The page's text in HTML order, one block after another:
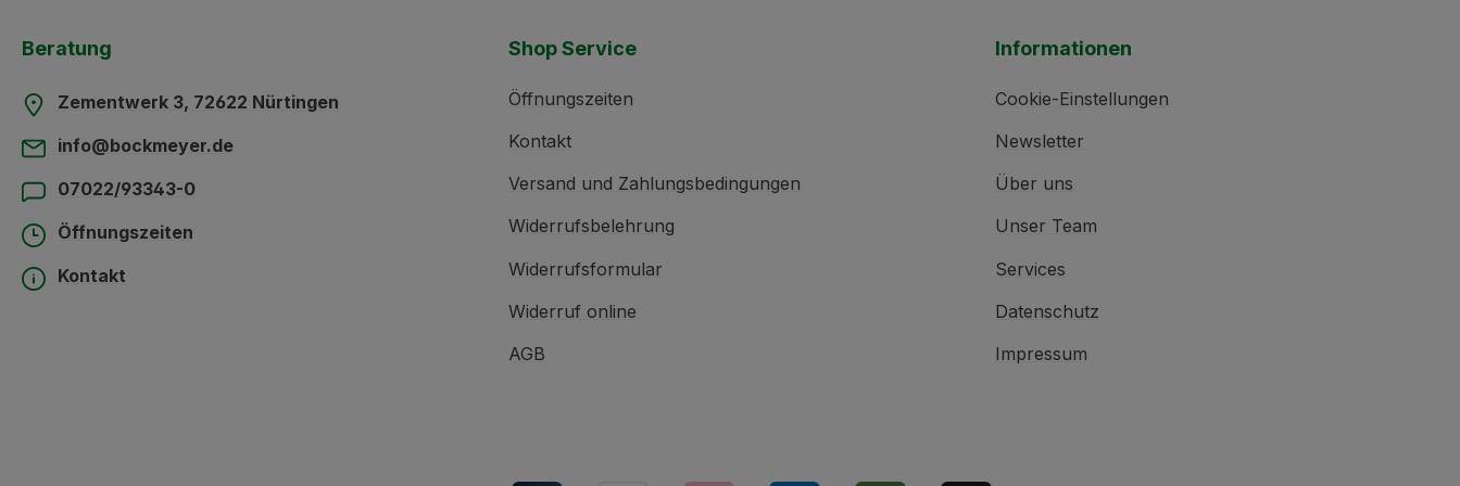
Beratung
Zementwerk 3, 72622 Nürtingen
info@bockmeyer.de
07022/93343-0
Öffnungszeiten
Kontakt
Shop Service
Öffnungszeiten
Kontakt
Versand und Zahlungsbedingungen
Widerrufsbelehrung
Widerrufsformular
Widerruf online
AGB
Informationen
Cookie-Einstellungen
Newsletter
Über uns
Unser Team
Services
Datenschutz
Impressum